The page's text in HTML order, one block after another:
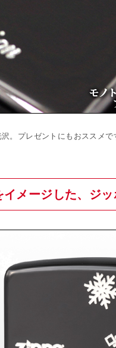
。プレゼントにもおススメで
イメージした、ジ